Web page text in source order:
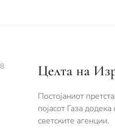
Целта на
Постојаниот
појасот Газа
светските агенции.